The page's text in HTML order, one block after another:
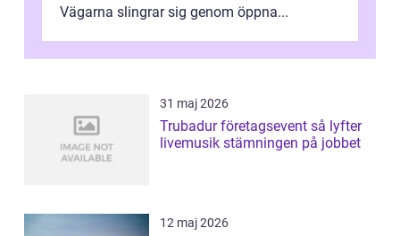
Vägarna slingrar sig genom öppna...
31 maj 2026
Trubadur företagsevent så lyfter
livemusik stämningen på jobbet
12 maj 2026